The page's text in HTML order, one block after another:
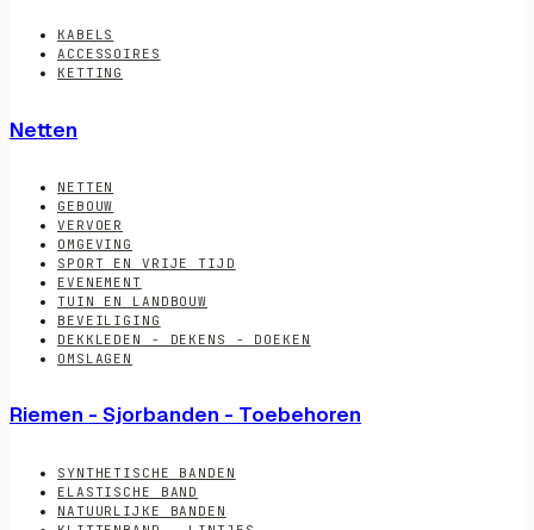
KABELS
ACCESSOIRES
KETTING
Netten
NETTEN
GEBOUW
VERVOER
OMGEVING
SPORT EN VRIJE TIJD
EVENEMENT
TUIN EN LANDBOUW
BEVEILIGING
DEKKLEDEN - DEKENS - DOEKEN
OMSLAGEN
Riemen - Sjorbanden - Toebehoren
SYNTHETISCHE BANDEN
ELASTISCHE BAND
NATUURLIJKE BANDEN